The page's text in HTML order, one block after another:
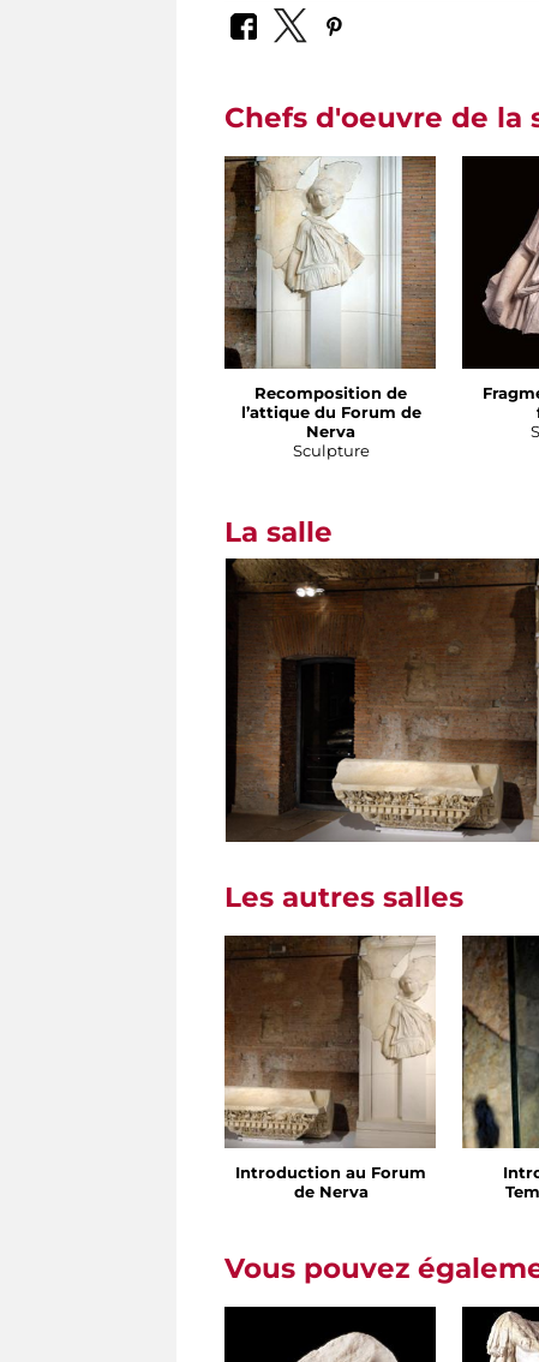
Chefs d'oeuvre de la
Recomposition de
l’attique du Forum de
Nerva
Sculpture
La salle
Les autres salles
Introduction au Forum
de Nerva
Vous pouvez